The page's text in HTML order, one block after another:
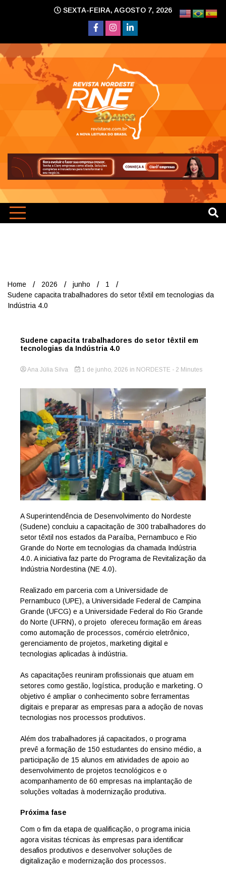
SEXTA-FEIRA, AGOSTO 7, 2026
Home 2026 junho
1
Sudene capacita trabalhadores do setor têxtil em tecnologias da
Indústria 4.0
Sudene capacita trabalhadores do setor têxtil em
tecnologias da Indústria 4.0
Ana Júlia Silva 1 de junho, 2026 in NORDESTE - 2 Minutes
A Superintendência de Desenvolvimento do Nordeste
(Sudene) concluiu a capacitação de 300 trabalhadores do
setor têxtil nos estados da Paraíba, Pernambuco e Rio
Grande do Norte em tecnologias da chamada Indústria
4.0. A iniciativa faz parte do Programa de Revitalização da
Indústria Nordestina (NE 4.0).
Realizado em parceria com a Universidade de
Pernambuco (UPE), a Universidade Federal de Campina
Grande (UFCG) e a Universidade Federal do Rio Grande
do Norte (UFRN), o projeto ofereceu formação em áreas
como automação de processos, comércio eletrônico,
gerenciamento de projetos, marketing digital e
tecnologias aplicadas à indústria.
As capacitações reuniram profissionais que atuam em
setores como gestão, logística, produção e marketing. O
objetivo é ampliar o conhecimento sobre ferramentas
digitais e preparar as empresas para a adoção de novas
tecnologias nos processos produtivos.
Além dos trabalhadores já capacitados, o programa
prevê a formação de 150 estudantes do ensino médio, a
participação de 15 alunos em atividades de apoio ao
desenvolvimento de projetos tecnológicos e o
acompanhamento de 60 empresas na implantação de
soluções voltadas à modernização produtiva.
Próxima fase
Com o fim da etapa de qualificação, o programa inicia
agora visitas técnicas às empresas para identificar
desafios produtivos e desenvolver soluções de
digitalização e modernização dos processos.